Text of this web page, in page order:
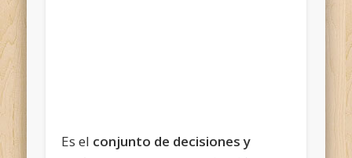
Es el conjunto de decisiones y